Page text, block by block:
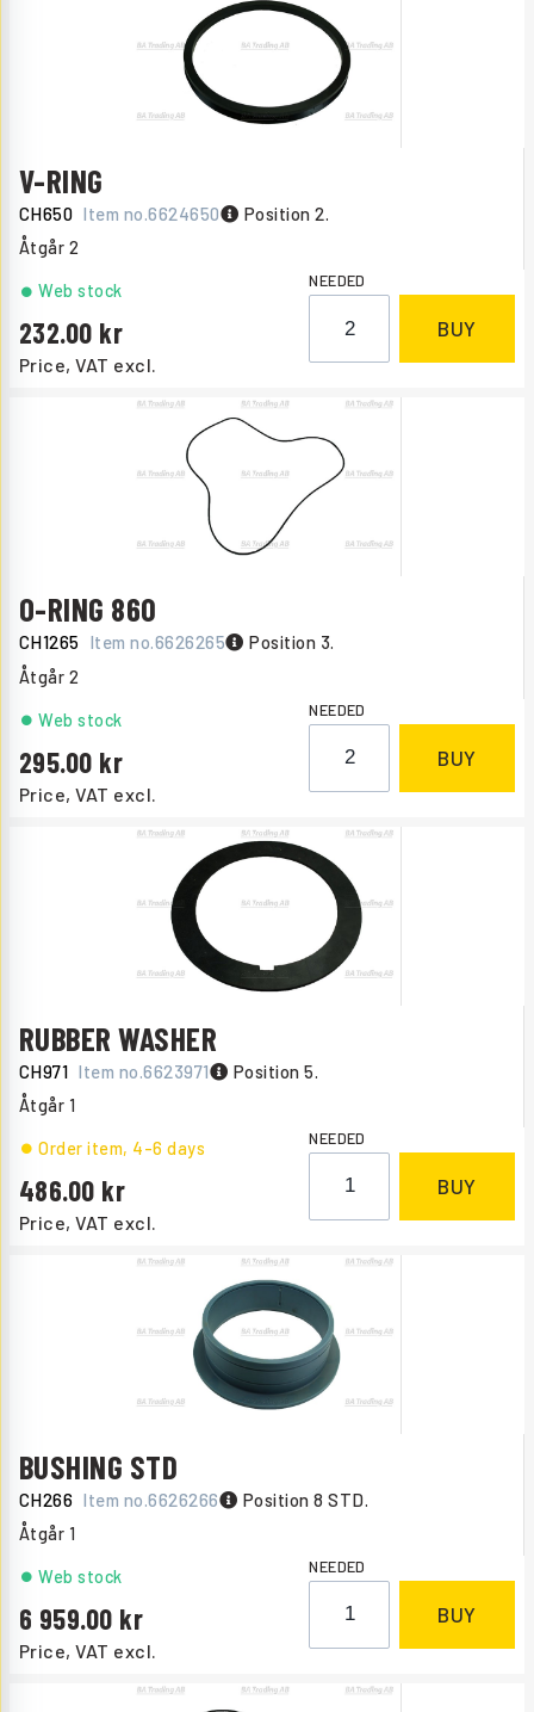
V-RING
CH650 Item no.6624650 Position 2.
Åtgår 2
Price, VAT excl.
232.00
Web stock NEEDED
BUY
O-RING 860
CH1265 Item no.6626265 Position 3.
Åtgår 2
Price, VAT excl.
295.00
Web stock NEEDED
BUY
RUBBER WASHER
CH971 Item no.6623971 Position 5.
Åtgår 1
Price, VAT excl.
486.00
Order item, 4-6 days NEEDED
BUY
BUSHING STD
CH266 Item no.6626266 Position 8 STD.
Åtgår 1
Price, VAT excl.
6 959.00
Web stock NEEDED
BUY